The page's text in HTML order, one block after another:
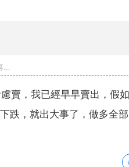
...
賣，我已經早早賣出，假
跌，就出大事了，做多全